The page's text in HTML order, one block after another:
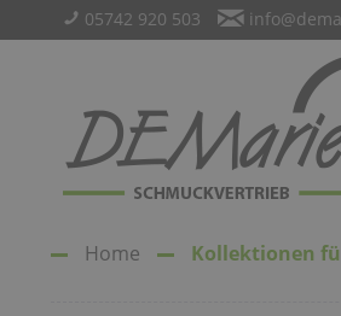
05742 920 503
Home Kollektionen